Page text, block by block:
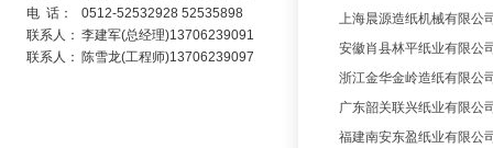
电 话：
0512-52532928 52535898
联系人： 李建军(总经理)13706239091
联系人： 陈雪龙(工程师)13706239097
上海晨源造纸机械有限公
安徽肖县林平纸业有限公
浙江金华金岭造纸有限公
广东韶关联兴纸业有限公
福建南安东盈纸业有限公